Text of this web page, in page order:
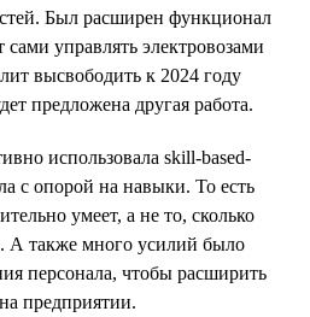
Был расширен функционал
управлять электровозами
высвободить к 2024 году
предложена другая работа.
использовала skill-based-
с опорой на навыки. То есть
умеет, а не то, сколько
А также много усилий было
персонала, чтобы расширить
предприятии.